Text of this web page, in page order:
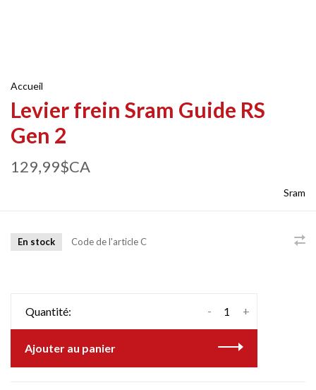
Accueil
Levier frein Sram Guide RS
Gen 2
129,99$CA
Sram
En stock Code de l'article C
Quantité: +
-
Ajouter au panier